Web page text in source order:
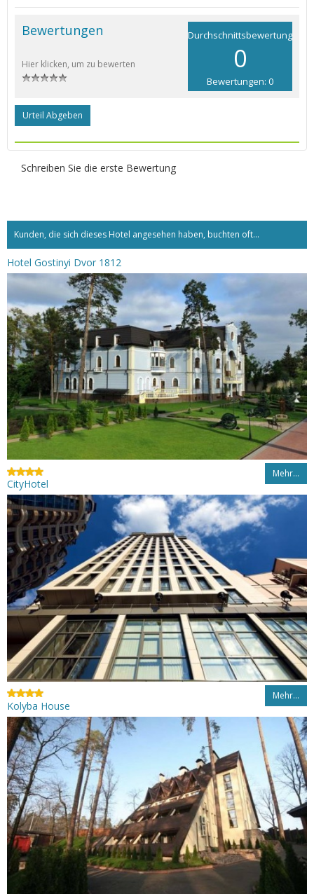
Durchschnittsbewertung
0
Bewertungen: 0
Bewertungen
Hier klicken, um zu bewerten
Urteil Abgeben
Schreiben Sie die erste Bewertung
Kunden, die sich dieses Hotel angesehen haben, buchten oft...
Hotel Gostinyi Dvor 1812
Mehr…
CityHotel
Mehr…
Kolyba House